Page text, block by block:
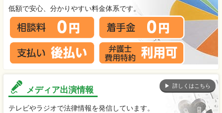
低額で安心、分かりやすい料金体系です。
メディア出演情報 詳しくはこちら
テレビやラジオで法律情報を発信しています。